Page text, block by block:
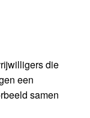
die
een
samen